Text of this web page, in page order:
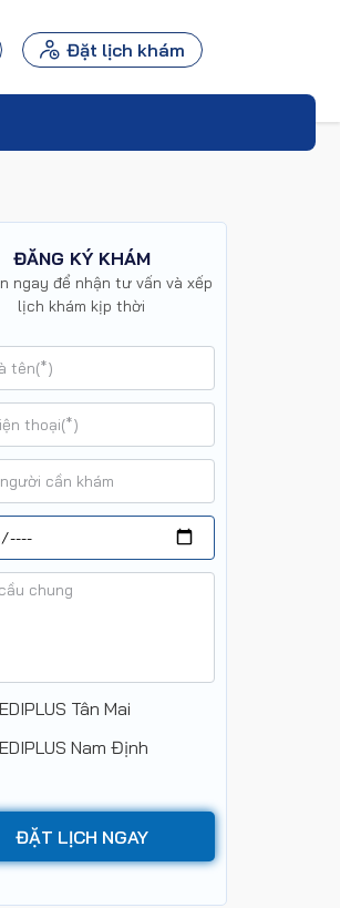
Đặt lịch khám
ĐĂNG KÝ KHÁM
ngay để nhận tư vấn và xếp
lịch khám kịp thời
Tân Mai
Nam Định